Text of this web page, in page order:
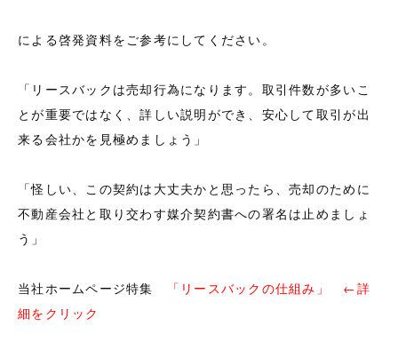
による啓発資料をご参考にしてください。
「リースバックは売却行為になります。取引件数が多いこ
とが重要ではなく、詳しい説明ができ、安心して取引が出
来る会社かを見極めましょう」
「怪しい、この契約は大丈夫かと思ったら、売却のために
不動産会社と取り交わす媒介契約書への署名は止めましょ
う」
当社ホームページ特集 「リースバックの仕組み」
←詳
細をクリック